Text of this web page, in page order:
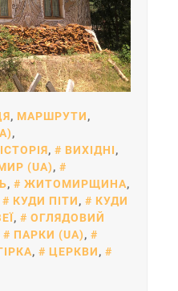
, МАРШРУТИ,
,
ІСТОРІЯ, ВИХІДНІ,
(UA),
, ЖИТОМИРЩИНА,
КУДИ ПІТИ,
КУДИ
,
ОГЛЯДОВИЙ
ПАРКИ (UA),
, ЦЕРКВИ,